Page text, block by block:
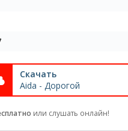
Скачать
Aida - Дорогой
или слушать онлайн!